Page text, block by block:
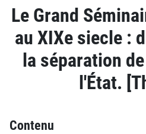
Le Grand
au XIXe siecle :
la séparation
l'État.
Contenu